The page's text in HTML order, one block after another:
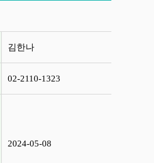
김한나
02-2110-1323
2024-05-08